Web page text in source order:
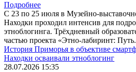
Подробнее
С 23 по 25 июля в Музейно-
Находки проходил интенсив для
этноблогинга. Трёхдневный
частью проекта «Этно-лабиринт:
История Приморья в объективе
Находки осваивали этноблогинг
28.07.2026 15:35